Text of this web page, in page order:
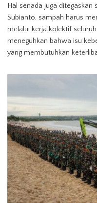
Hal senada juga ditegaskan
Subianto, sampah harus
melalui kerja kolektif
meneguhkan bahwa isu
yang membutuhkan